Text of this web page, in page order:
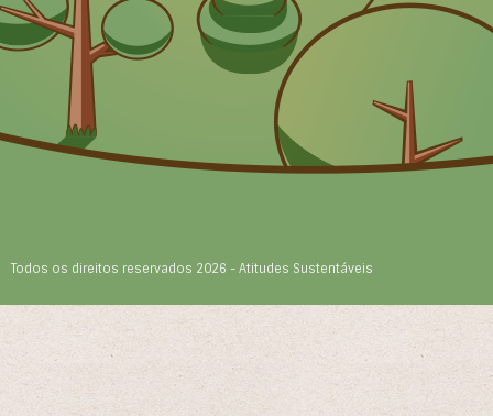
Todos os direitos reservados 2026 - Atitudes Sustentáveis